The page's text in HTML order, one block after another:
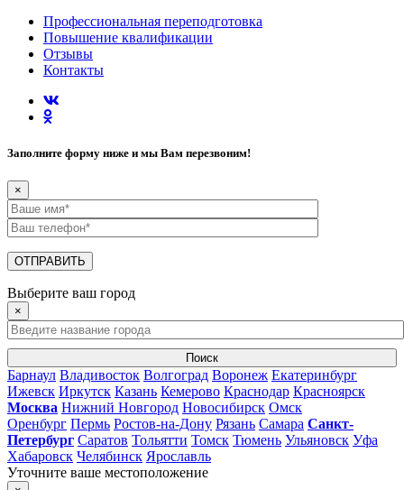
Профессиональная переподготовка
Повышение квалификации
Отзывы
Контакты
Заполните форму ниже и мы Вам перезвоним!
×
Выберите ваш город
×
Поиск
Барнаул Владивосток Волгоград Воронеж Екатеринбург
Ижевск Иркутск Казань Кемерово Краснодар Красноярск
Москва Нижний Новгород Новосибирск Омск
Оренбург Пермь Ростов-на-Дону Рязань Самара Санкт-
Петербург Саратов Тольятти Томск Тюмень Ульяновск Уфа
Хабаровск Челябинск Ярославль
Уточните ваше местоположение